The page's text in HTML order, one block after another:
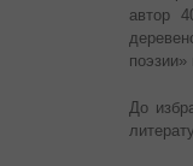
автор
поэзии»
До